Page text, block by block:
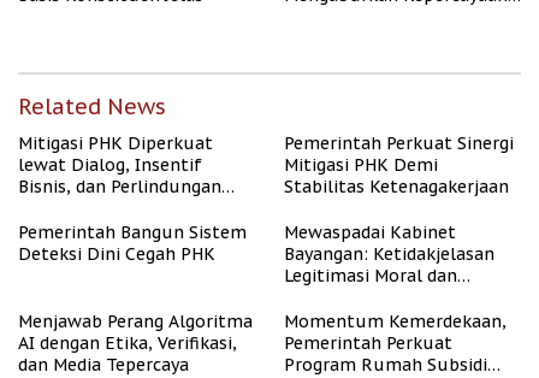
Related News
Mitigasi PHK Diperkuat
lewat Dialog, Insentif
Bisnis, dan Perlindungan
Pemerintah Perkuat Sinergi
Mitigasi PHK Demi
Stabilitas Ketenagakerjaan
Pemerintah Bangun Sistem
Deteksi Dini Cegah PHK
Mewaspadai Kabinet
Bayangan: Ketidakjelasan
Legitimasi Moral dan
Menjawab Perang Algoritma
AI dengan Etika, Verifikasi,
dan Media Tepercaya
Momentum Kemerdekaan,
Pemerintah Perkuat
Program Rumah Subsidi